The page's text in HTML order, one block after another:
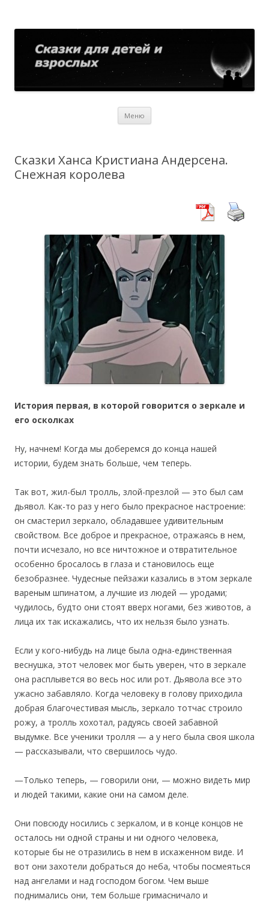
Меню
Сказки Ханса Кристиана Андерсена.
Снежная королева
История первая, в которой говорится о зеркале и
его осколках
Ну, начнем! Когда мы доберемся до конца нашей
истории, будем знать больше, чем теперь.
Так вот, жил-был тролль, злой-презлой — это был сам
дьявол. Как-то раз у него было прекрасное настроение:
он смастерил зеркало, обладавшее удивительным
свойством. Все доброе и прекрасное, отражаясь в нем,
почти исчезало, но все ничтожное и отвратительное
особенно бросалось в глаза и становилось еще
безобразнее. Чудесные пейзажи казались в этом зеркале
вареным шпинатом, а лучшие из людей — уродами;
чудилось, будто они стоят вверх ногами, без животов, а
лица их так искажались, что их нельзя было узнать.
Если у кого-нибудь на лице была одна-единственная
веснушка, этот человек мог быть уверен, что в зеркале
она расплывется во весь нос или рот. Дьявола все это
ужасно забавляло. Когда человеку в голову приходила
добрая благочестивая мысль, зеркало тотчас строило
рожу, а тролль хохотал, радуясь своей забавной
выдумке. Все ученики тролля — а у него была своя школа
— рассказывали, что свершилось чудо.
—Только теперь, — говорили они, — можно видеть мир
и людей такими, какие они на самом деле.
Они повсюду носились с зеркалом, и в конце концов не
осталось ни одной страны и ни одного человека,
которые бы не отразились в нем в искаженном виде. И
вот они захотели добраться до неба, чтобы посмеяться
над ангелами и над господом богом. Чем выше
поднимались они, тем больше гримасничало и